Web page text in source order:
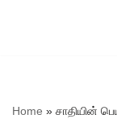
Home » சாதியின்